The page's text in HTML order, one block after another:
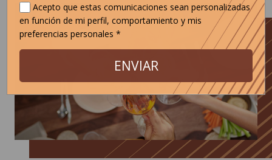
Acepto que estas comunicaciones sean personalizadas
en función de mi perfil, comportamiento y mis
preferencias personales *
ENVIAR